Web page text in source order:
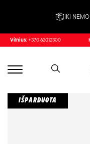
IKI
Vilnius: +370 62012300
IŠPARDUOTA